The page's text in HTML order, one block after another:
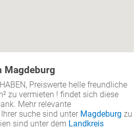
Magdeburg
Preiswerte helle freundliche
zu vermieten ! findet sich diese
Mehr relevante
suche sind unter Magdeburg zu
sind unter dem Landkreis